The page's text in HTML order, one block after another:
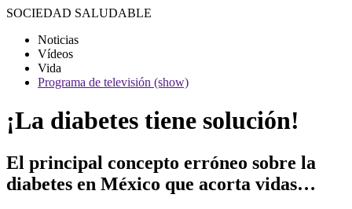
SOCIEDAD SALUDABLE
Noticias
Vídeos
Vida
Programa de televisión (show)
¡La diabetes tiene solución!
El principal concepto erróneo sobre la
diabetes en México que acorta vidas…